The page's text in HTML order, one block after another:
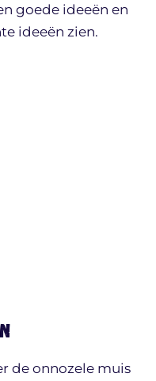
goede ideeën en
ideeën zien.
de onnozele muis